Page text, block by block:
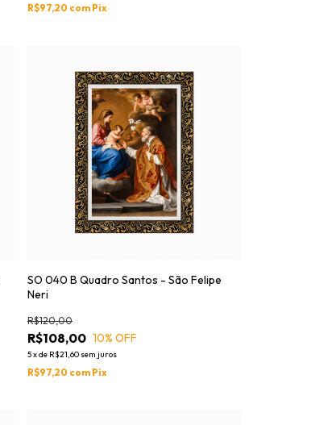
R$97,20 com Pix
SO 040 B Quadro Santos - São Felipe
Neri
R$108,00
R$120,00
10% OFF
5xde R$21,60 sem juros
R$97,20 com Pix